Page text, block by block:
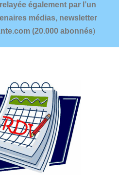
également par l’un
médias, newsletter
(20.000 abonnés)